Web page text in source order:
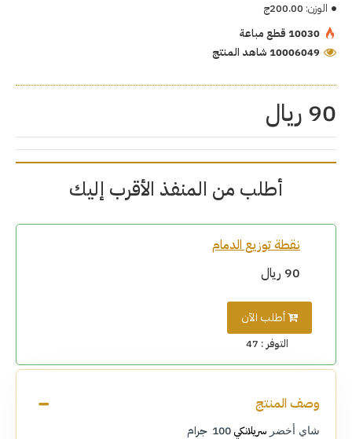
90 ريال
الوزن: 200.00ج
10030 قطع مباعة
10006049 شاهد المنتج
أطلب من المنفذ الأقرب إليك
نقطة توزيع الدمام
90 ريال
التوفر : 47
وصف المنتج
شاي أخضر سريلانكي